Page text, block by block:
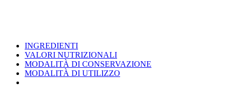
INGREDIENTI
VALORI NUTRIZIONALI
MODALITÀ DI CONSERVAZIONE
MODALITÀ DI UTILIZZO